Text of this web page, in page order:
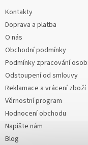
Kontakty
Doprava a platba
O nás
Obchodní podmínky
Podmínky zpracování
Odstoupení od smlouvy
Reklamace a vrácení zboží
Věrnostní program
Hodnocení obchodu
Napište nám
Blog